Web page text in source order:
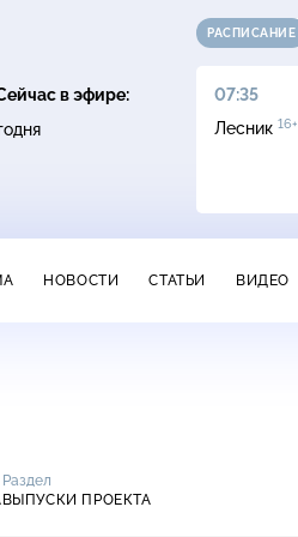
в эфире:
РАСПИСАНИЕ
07:35
Лесник 16+
НОВОСТИ СТАТЬИ ВИДЕО
Раздел
ВЫПУСКИ ПРОЕКТА